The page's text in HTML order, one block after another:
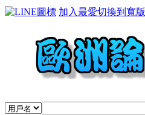
加入最愛切換到寬版